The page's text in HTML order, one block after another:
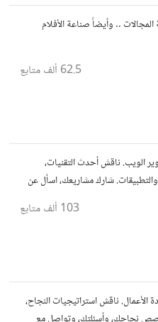
المجالات .. وأيضاً صناعة الأفلام
62.5 ألف متابع
الويب. ناقش أحدث التقنيات،
والتطبيقات. شارك مشاريعك، اسأل عن
103 ألف متابع
الأعمال. ناقش استراتيجيات النجاح،